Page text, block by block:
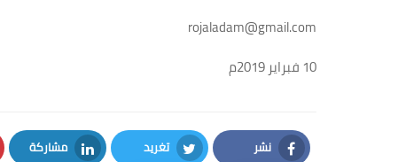
rojaladam@gmail.com
10فبراير 2019م
نشر تغريد مشاركة